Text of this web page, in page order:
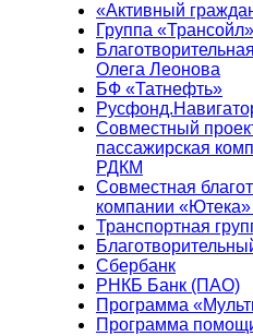
«Активный
Группа «Трансойл»
Олега Леонова
БФ «Татнефть»
Совместный
пассажирская
РДКМ
Совместная
компании
Транспортная
Сбербанк
РНКБ Банк (ПАО)
Программа
Программа